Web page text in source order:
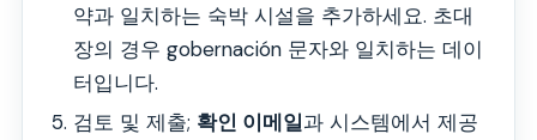
약과 일치하는 숙박 시설을 추가하세요. 초대
장의 경우 gobernación 문자와 일치하는 데이
터입니다.
검토 및 제출; 확인 이메일과 시스템에서 제공